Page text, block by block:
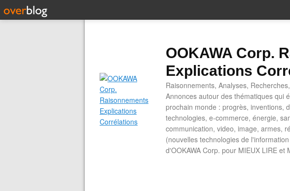
OOKAWA Corp.
Explications
Raisonnements, Analyses,
Annonces autour des thématiques qui
prochain monde : progrès, inventions,
technologies, e-commerce, énergie,
communication, video, image, armes,
(nouvelles technologies de
d'OOKAWA Corp. pour MIEUX LIRE et